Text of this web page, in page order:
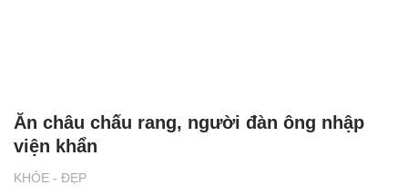
KHỎE - ĐẸP
Ăn châu chấu rang, người đàn ông nhập
viện khẩn